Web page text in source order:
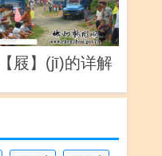
【屐】(jī)的详解